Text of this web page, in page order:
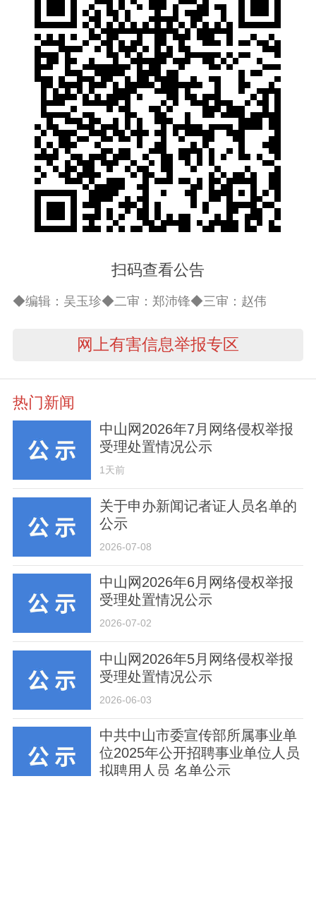
扫码查看公告
◆编辑：吴玉珍◆二审：郑沛锋◆三审：赵伟
网上有害信息举报专区
热门新闻
中山网2026年7月网络侵权举报
受理处置情况公示
1天前
关于申办新闻记者证人员名单的
公示
2026-07-08
中山网2026年6月网络侵权举报
受理处置情况公示
2026-07-02
中山网2026年5月网络侵权举报
受理处置情况公示
2026-06-03
中共中山市委宣传部所属事业单
位2025年公开招聘事业单位人员
拟聘用人员 名单公示